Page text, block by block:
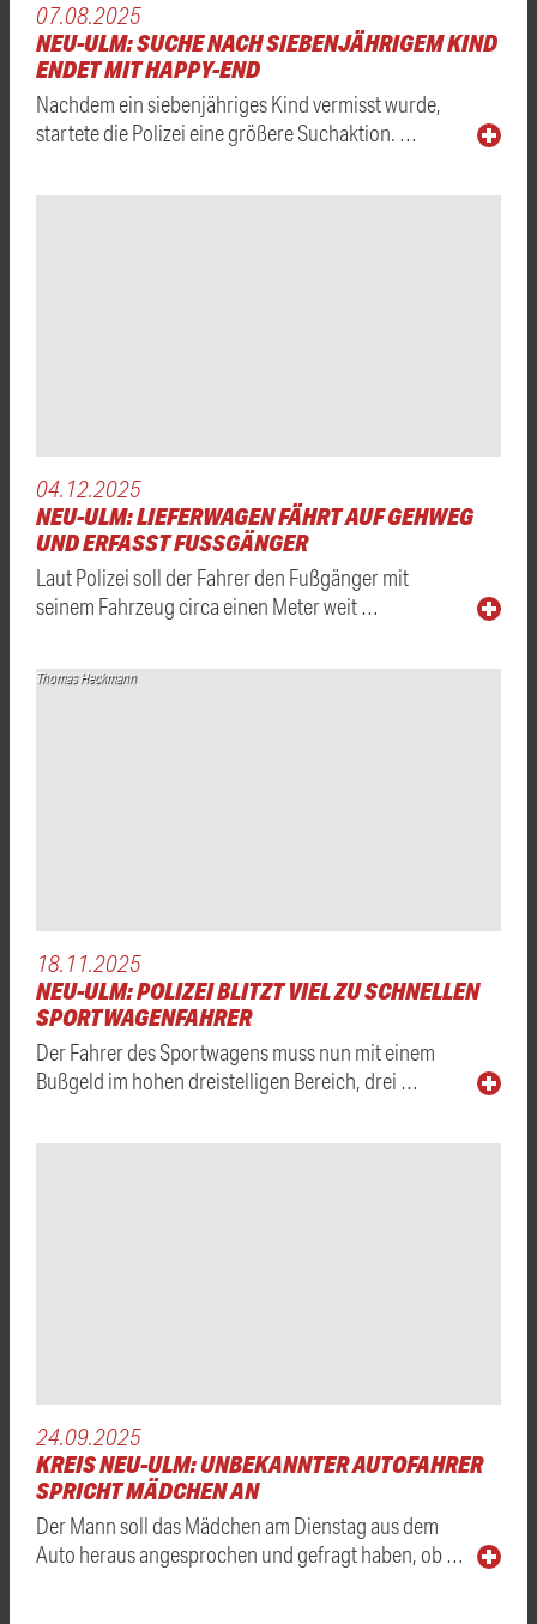
07.08.2025
NEU-ULM: SUCHE NACH SIEBENJÄHRIGEM KIND
ENDET MIT HAPPY-END
Nachdem ein siebenjähriges Kind vermisst wurde,
startete die Polizei eine größere Suchaktion. …
04.12.2025
NEU-ULM: LIEFERWAGEN FÄHRT AUF GEHWEG
UND ERFASST FUSSGÄNGER
Laut Polizei soll der Fahrer den Fußgänger mit
seinem Fahrzeug circa einen Meter weit …
Thomas Heckmann
18.11.2025
NEU-ULM: POLIZEI BLITZT VIEL ZU SCHNELLEN
SPORTWAGENFAHRER
Der Fahrer des Sportwagens muss nun mit einem
Bußgeld im hohen dreistelligen Bereich, drei …
24.09.2025
KREIS NEU-ULM: UNBEKANNTER AUTOFAHRER
SPRICHT MÄDCHEN AN
Der Mann soll das Mädchen am Dienstag aus dem
Auto heraus angesprochen und gefragt haben, ob …